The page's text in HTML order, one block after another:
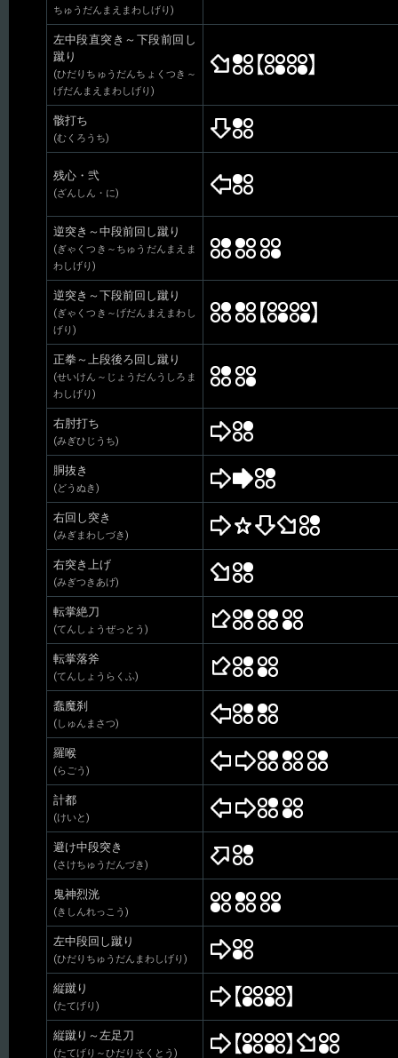
ちゅうだんまえまわしげり)
左中段直突き～下段前回し
蹴り
(ひだりちゅうだんちょくつき～
げだんまえまわしげり)
骸打ち
(むくろうち)
残心・弐
(ざんしん・に)
逆突き～中段前回し蹴り
(ぎゃくつき～ちゅうだんまえま
わしげり)
逆突き～下段前回し蹴り
(ぎゃくつき～げだんまえまわし
げり)
正拳～上段後ろ回し蹴り
(せいけん～じょうだんうしろま
わしげり)
右肘打ち
(みぎひじうち)
胴抜き
(どうぬき)
右回し突き
(みぎまわしづき)
右突き上げ
(みぎつきあげ)
転掌絶刀
(てんしょうぜっとう)
転掌落斧
(てんしょうらくふ)
蠢魔刹
(しゅんまさつ)
羅喉
(らごう)
計都
(けいと)
避け中段突き
(さけちゅうだんづき)
鬼神烈洸
(きしんれっこう)
左中段回し蹴り
(ひだりちゅうだんまわしげり)
縦蹴り
(たてげり)
縦蹴り～左足刀
(たてげり～ひだりそくとう)